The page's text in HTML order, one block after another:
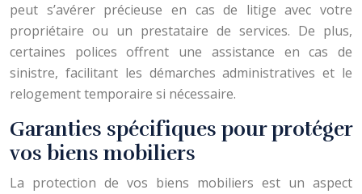
peut s’avérer précieuse en cas de litige avec votre
propriétaire ou un prestataire de services. De plus,
certaines polices offrent une assistance en cas de
sinistre, facilitant les démarches administratives et le
relogement temporaire si nécessaire.
Garanties spécifiques pour protéger
vos biens mobiliers
La protection de vos biens mobiliers est un aspect